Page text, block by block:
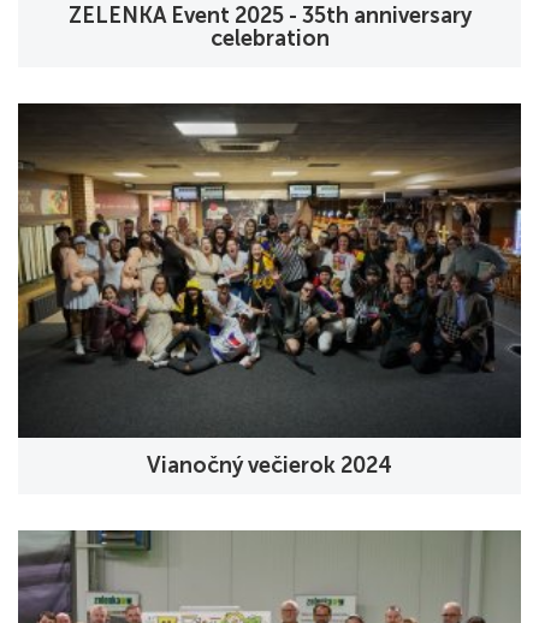
ZELENKA Event 2025 - 35th anniversary
celebration
Vianočný večierok 2024